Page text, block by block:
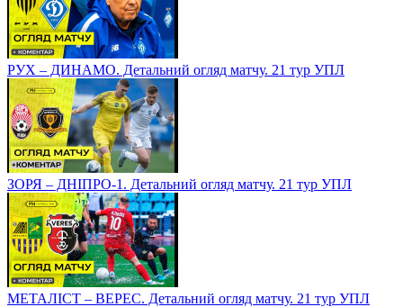
РУХ – ДИНАМО. Детальний огляд матчу. 21 тур УПЛ
ЗОРЯ – ДНІПРО-1. Детальний огляд матчу. 21 тур УПЛ
МЕТАЛІСТ – ВЕРЕС. Детальний огляд матчу. 21 тур УПЛ